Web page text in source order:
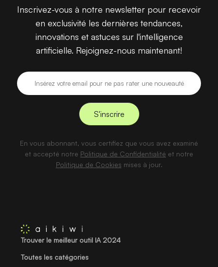
Inscrivez-vous à notre newsletter pour recevoir
en exclusivité les dernières tendances,
innovations et astuces sur l'intelligence
artificielle. Rejoignez-nous maintenant!
En vous abonnant, vous certifiez que vous avez examiné
et accepté notre Politique de Confidentialité et notre
Politique de Cookies mises à jour.
Trouver le meilleur outil IA 2024
Toutes les catégories